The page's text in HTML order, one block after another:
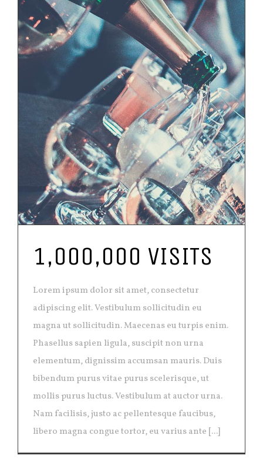
1,000,000 VISITS
Lorem ipsum dolor sit amet, consectetur
adipiscing elit. Vestibulum sollicitudin eu
magna ut sollicitudin. Maecenas eu turpis enim.
Phasellus sapien ligula, suscipit non urna
elementum, dignissim accumsan mauris. Duis
bibendum purus vitae purus scelerisque, ut
mollis purus luctus. Vestibulum at auctor urna.
Nam facilisis, justo ac pellentesque faucibus,
libero magna congue tortor, eu varius ante [...]